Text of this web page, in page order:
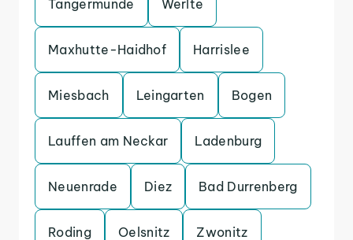
Tangermunde Werlte
Maxhutte-Haidhof Harrislee
Miesbach Leingarten Bogen
Lauffen am Neckar Ladenburg
Neuenrade Diez Bad Durrenberg
Roding Oelsnitz Zwonitz